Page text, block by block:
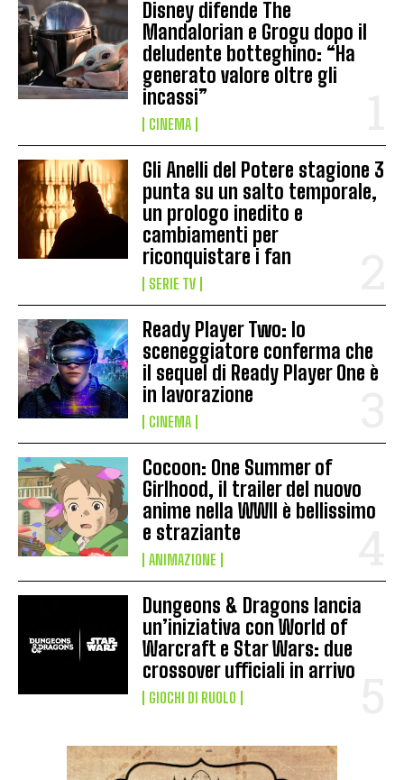
Disney difende The
Mandalorian e Grogu dopo il
deludente botteghino: “Ha
generato valore oltre gli
incassi”
CINEMA
Gli Anelli del Potere stagione 3
punta su un salto temporale,
un prologo inedito e
cambiamenti per
riconquistare i fan
SERIE TV
Ready Player Two: lo
sceneggiatore conferma che
il sequel di Ready Player One è
in lavorazione
CINEMA
Cocoon: One Summer of
Girlhood, il trailer del nuovo
anime nella WWII è bellissimo
e straziante
ANIMAZIONE
Dungeons & Dragons lancia
un’iniziativa con World of
Warcraft e Star Wars: due
crossover ufficiali in arrivo
GIOCHI DI RUOLO